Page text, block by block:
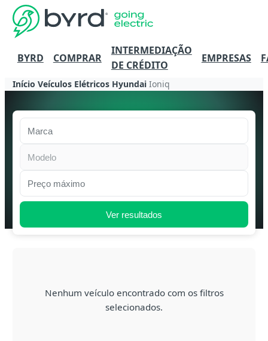
BYRD COMPRAR
INTERMEDIAÇÃO
DE CRÉDITO
EMPRESAS
Início Veículos Elétricos Hyundai Ioniq
Marca
Modelo
Preço máximo
Ver resultados
Nenhum veículo encontrado com os filtros
selecionados.